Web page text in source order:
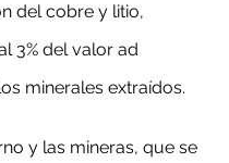
del cobre y litio,
3% del valor ad
minerales extraídos.
y las mineras, que se